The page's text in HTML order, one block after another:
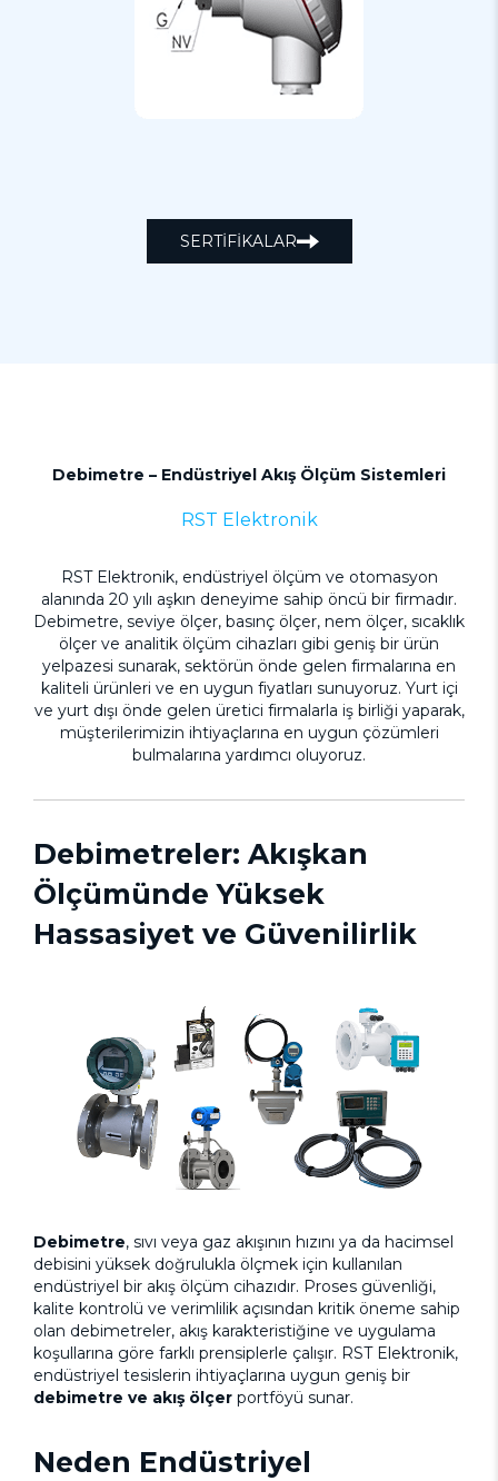
SERTİFİKALAR
Debimetre – Endüstriyel Akış Ölçüm Sistemleri
RST Elektronik
RST Elektronik, endüstriyel ölçüm ve otomasyon
alanında 20 yılı aşkın deneyime sahip öncü bir firmadır.
Debimetre, seviye ölçer, basınç ölçer, nem ölçer, sıcaklık
ölçer ve analitik ölçüm cihazları gibi geniş bir ürün
yelpazesi sunarak, sektörün önde gelen firmalarına en
kaliteli ürünleri ve en uygun fiyatları sunuyoruz. Yurt içi
ve yurt dışı önde gelen üretici firmalarla iş birliği yaparak,
müşterilerimizin ihtiyaçlarına en uygun çözümleri
bulmalarına yardımcı oluyoruz.
Debimetreler: Akışkan
Ölçümünde Yüksek
Hassasiyet ve Güvenilirlik
Debimetre, sıvı veya gaz akışının hızını ya da hacimsel
debisini yüksek doğrulukla ölçmek için kullanılan
endüstriyel bir akış ölçüm cihazıdır. Proses güvenliği,
kalite kontrolü ve verimlilik açısından kritik öneme sahip
olan debimetreler, akış karakteristiğine ve uygulama
koşullarına göre farklı prensiplerle çalışır. RST Elektronik,
endüstriyel tesislerin ihtiyaçlarına uygun geniş bir
debimetre ve akış ölçer portföyü sunar.
Neden Endüstriyel